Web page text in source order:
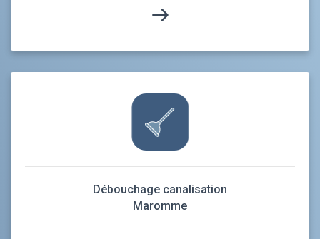
Débouchage canalisation
Maromme